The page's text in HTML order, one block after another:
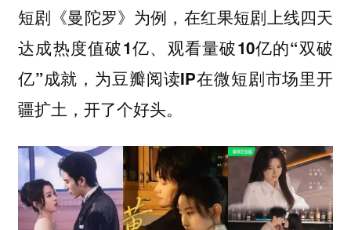
短剧《曼陀罗》为例，在红果短剧上线四天
达成热度值破1亿、观看量破10亿的“双破
亿”成就，为豆瓣阅读IP在微短剧市场里开
疆扩土，开了个好头。